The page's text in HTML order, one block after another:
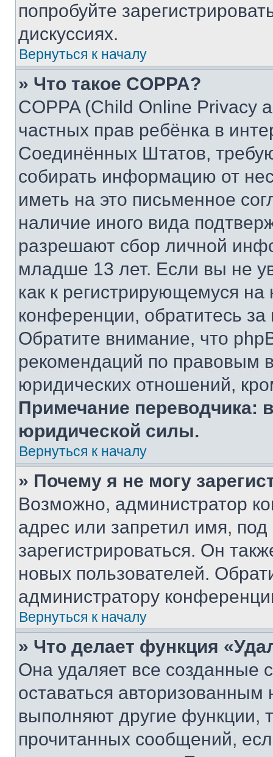
попробуйте
дискуссиях.
Вернуться к началу
» Что такое COPPA?
COPPA (Child Online Privacy
частных прав ребёнка в
Соединённых Штатов,
собирать информацию от
иметь на это письменное
наличие иного вида
разрешают сбор личной
младше 13 лет. Если вы не
как к регистрирующемуся
конференции, обратитесь
Обратите внимание, что
рекомендаций по правовым
юридических отношений,
Примечание переводчика:
юридической силы.
Вернуться к началу
» Почему я не могу
Возможно, администратор
адрес или запретил имя,
зарегистрироваться. Он
новых пользователей.
администратору
Вернуться к началу
» Что делает функция
Она удаляет все созданные
оставаться
выполняют другие функции,
прочитанных сообщений,